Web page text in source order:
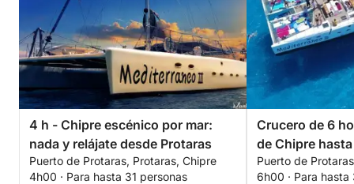
4 h - Chipre escénico por mar:
nada y relájate desde Protaras
Puerto de Protaras, Protaras, Chipre
4h00 · Para hasta 31 personas
Crucero de 6
de Chipre
Puerto de
6h00 · Para hasta